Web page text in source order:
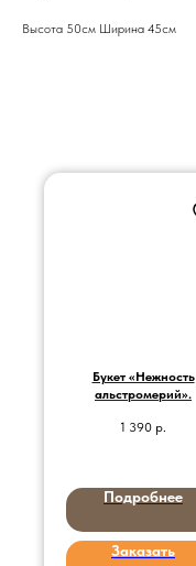
Высота 50см Ширина 45см
Букет «Нежность
альстромерий».
1 390 р.
Подробнее
Заказать